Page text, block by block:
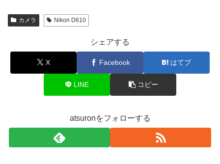
カメラ Nikon D610
シェアする
X Facebook はてブ
LINE コピー
atsuronをフォローする